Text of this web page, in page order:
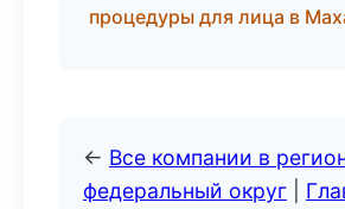
процедуры для лица в
← Все компании в
федеральный округ